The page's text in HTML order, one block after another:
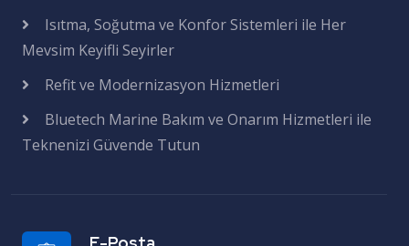
Isıtma, Soğutma ve Konfor Sistemleri ile Her
Mevsim Keyifli Seyirler
Refit ve Modernizasyon Hizmetleri
Bluetech Marine Bakım ve Onarım Hizmetleri ile
Teknenizi Güvende Tutun